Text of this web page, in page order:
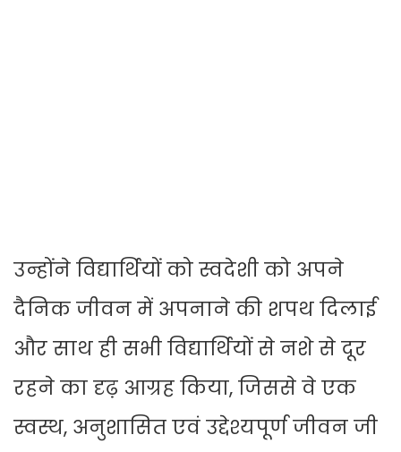
उन्होंने विद्यार्थियों को स्वदेशी को अपने
दैनिक जीवन में अपनाने की शपथ दिलाई
और साथ ही सभी विद्यार्थियों से नशे से दूर
रहने का दृढ़ आग्रह किया, जिससे वे एक
स्वस्थ, अनुशासित एवं उद्देश्यपूर्ण जीवन जी